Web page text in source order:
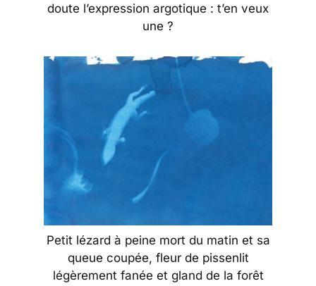
doute l’expression argotique : t’en veux
une ?
Petit lézard à peine mort du matin et sa
queue coupée, fleur de pissenlit
légèrement fanée et gland de la forêt